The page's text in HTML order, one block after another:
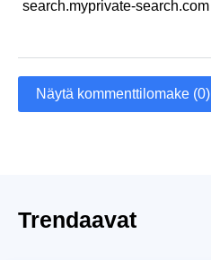
search.myprivate-search.com
Näytä kommenttilomake (0)
Trendaavat